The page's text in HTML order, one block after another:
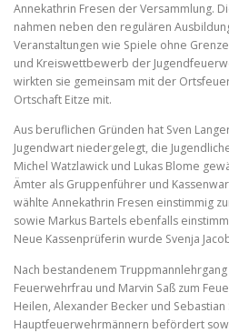
Annekathrin Fresen der Versammlung.
nahmen neben den regulären
Veranstaltungen wie Spiele ohne
und Kreiswettbewerb der
wirkten sie gemeinsam mit der
Ortschaft Eitze mit.
Aus beruflichen Gründen hat Sven
Jugendwart niedergelegt, die
Michel Watzlawick und Lukas Blome
Ämter als Gruppenführer und
wählte Annekathrin Fresen einstimmig
sowie Markus Bartels ebenfalls
Neue Kassenprüferin wurde Svenja
Nach bestandenem
Feuerwehrfrau und Marvin Saß zum
Heilen, Alexander Becker und
Hauptfeuerwehrmännern befördert